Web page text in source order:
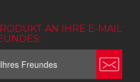
AN IHRE E-MAIL